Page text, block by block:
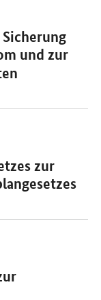
und zur
zur